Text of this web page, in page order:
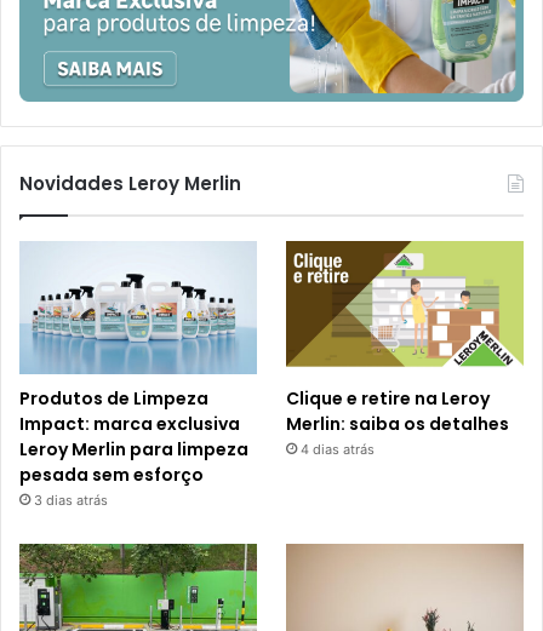
Novidades Leroy Merlin
Produtos de Limpeza
Impact: marca exclusiva
Leroy Merlin para limpeza
pesada sem esforço
3 dias atrás
Clique e retire na Leroy
Merlin: saiba os detalhes
4 dias atrás